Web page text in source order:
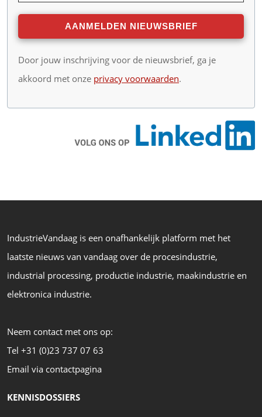
Door jouw inschrijving voor de nieuwsbrief, ga je
akkoord met onze privacy voorwaarden.
IndustrieVandaag is een onafhankelijk platform met het
laatste nieuws van vandaag over de procesindustrie,
industrial processing, productie industrie, maakindustrie en
elektronica industrie.
Neem contact met ons op:
Tel +31 (0)23 737 07 63
Email via contactpagina
KENNISDOSSIERS